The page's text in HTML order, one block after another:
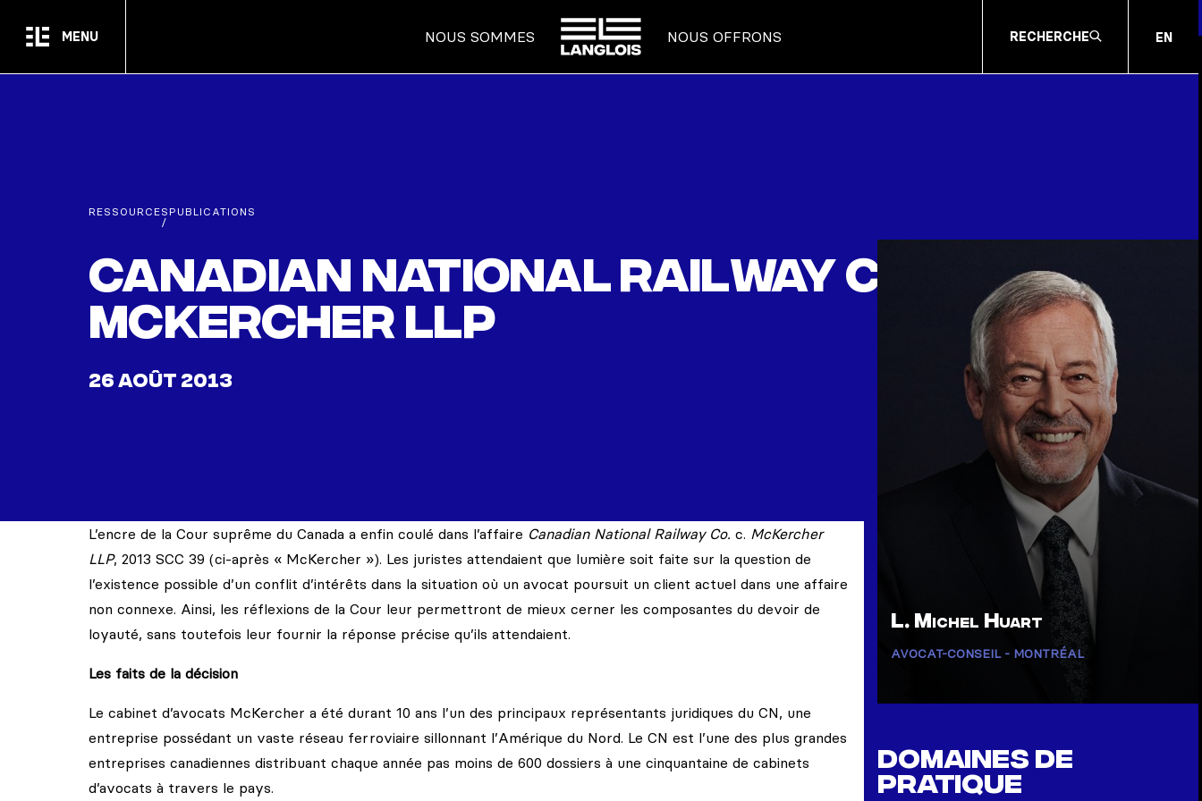
MENU NOUS SOMMES
ACCUEIL
NOUS OFFRONS RECHERCHE EN
RESSOURCES
/
PUBLICATIONS
Canadian National Railway Co. c.
McKercher LLP
26 AOÛT 2013
L’encre de la Cour suprême du Canada a enfin coulé dans l’affaire Canadian National Railway Co. c. McKercher
LLP, 2013 SCC 39 (ci-après « McKercher »). Les juristes attendaient que lumière soit faite sur la question de
l’existence possible d’un conflit d’intérêts dans la situation où un avocat poursuit un client actuel dans une affaire
non connexe. Ainsi, les réflexions de la Cour leur permettront de mieux cerner les composantes du devoir de
loyauté, sans toutefois leur fournir la réponse précise qu’ils attendaient.
Les faits de la décision
Le cabinet d’avocats McKercher a été durant 10 ans l’un des principaux représentants juridiques du CN, une
entreprise possédant un vaste réseau ferroviaire sillonnant l’Amérique du Nord. Le CN est l’une des plus grandes
entreprises canadiennes distribuant chaque année pas moins de 600 dossiers à une cinquantaine de cabinets
d’avocats à travers le pays.
Professionnels
L. Michel Huart
AVOCAT-CONSEIL - MONTRÉAL
Domaines de
pratique